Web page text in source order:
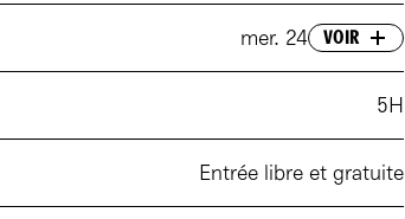
mer. 24 VOIR
5H
Entrée libre et gratuite